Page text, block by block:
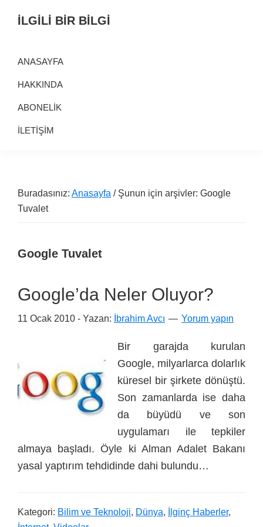
navigasyona
content
alanaİLGİLİ BİR BİLGİ
ANASAYFA
HAKKINDA
ABONELİK
İLETİŞİM
Buradasınız: Anasayfa / Şunun için arşivler: Google
Tuvalet
Google Tuvalet
Google’da Neler Oluyor?
11 Ocak 2010 - Yazan: İbrahim Avcı Yorum yapın
Bir garajda kurulan
Google, milyarlarca dolarlık
küresel bir şirkete dönüştü.
Son zamanlarda ise daha
da büyüdü ve son
uygulamarı ile tepkiler
almaya başladı. Öyle ki Alman Adalet Bakanı
yasal yaptırım tehdidinde dahi bulundu…
Kategori: Bilim ve Teknoloji, Dünya, İlginç Haberler,